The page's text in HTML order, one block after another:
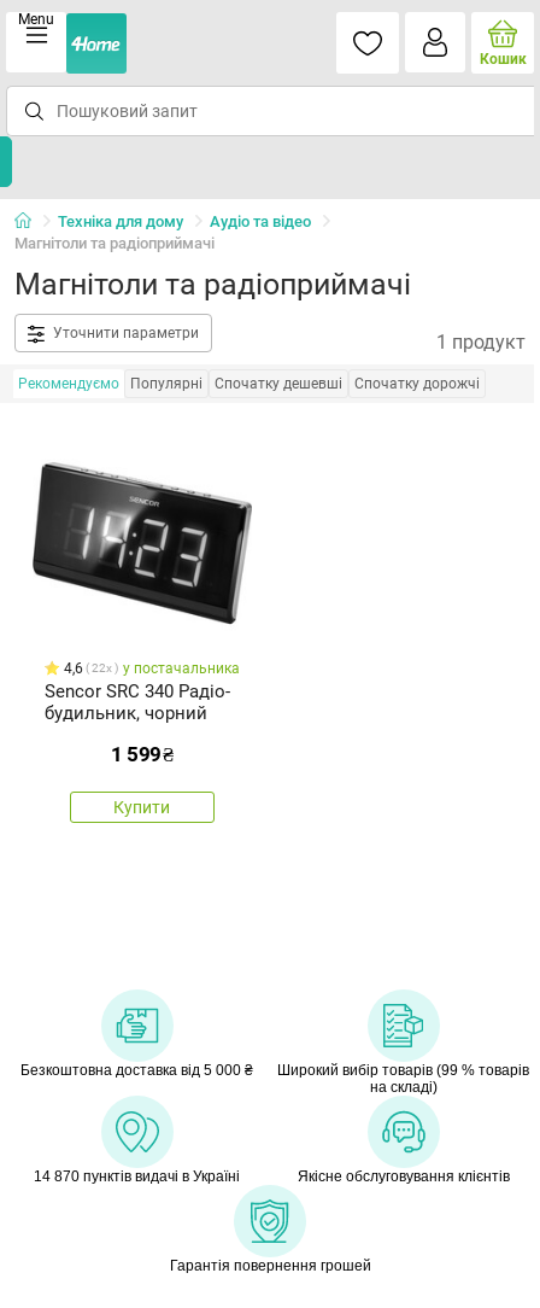
Menu
Кошик
Техніка для дому
Аудіо та відео
Магнітоли та радіоприймачі
Магнітоли та радіоприймачі
Уточнити параметри 1 продукт
Рекомендуємо Популярні Спочатку дешевші Спочатку дорожчі
4,6 22x у постачальника
Sencor SRC 340 Радіо-
будильник, чорний
1 599₴
Купити
Безкоштовна доставка від 5 000 ₴
Широкий вибір товарів (99 % товарів
на складі)
14 870 пунктів видачі в Україні Якісне обслуговування клієнтів
Гарантія повернення грошей